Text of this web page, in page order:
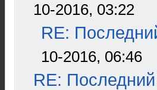
10-2016, 03:22
RE:
10-2016, 06:46
RE: